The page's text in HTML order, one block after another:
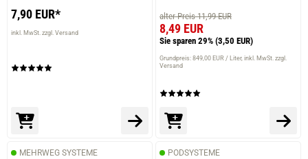
7,90 EUR*
inkl. MwSt. zzgl. Versand
alter Preis 11,99 EUR
8,49 EUR
Sie sparen 29% (3,50 EUR)
Grundpreis: 849,00 EUR / Liter inkl. MwSt. zzgl.
Versand
MEHRWEG SYSTEME PODSYSTEME